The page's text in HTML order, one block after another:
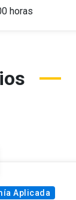
horas
Aplicada